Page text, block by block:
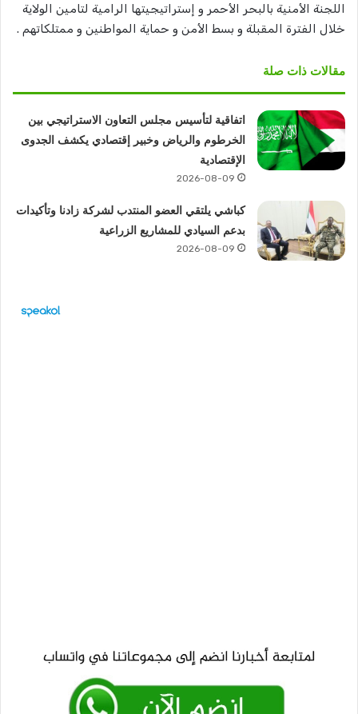
اللجنة الأمنية بالبحر الأحمر و إستراتيجيتها الرامية لتامين الولاية
خلال الفترة المقبلة و بسط الأمن و حماية المواطنين و ممتلكاتهم .
مقالات ذات صلة
اتفاقية لتأسيس مجلس التعاون الاستراتيجي بين
الخرطوم والرياض وخبير إقتصادي يكشف الجدوى
الإقتصادية
2026-08-09
كباشي يلتقي العضو المنتدب لشركة زادنا وتأكيدات
بدعم السيادي للمشاريع الزراعية
2026-08-09